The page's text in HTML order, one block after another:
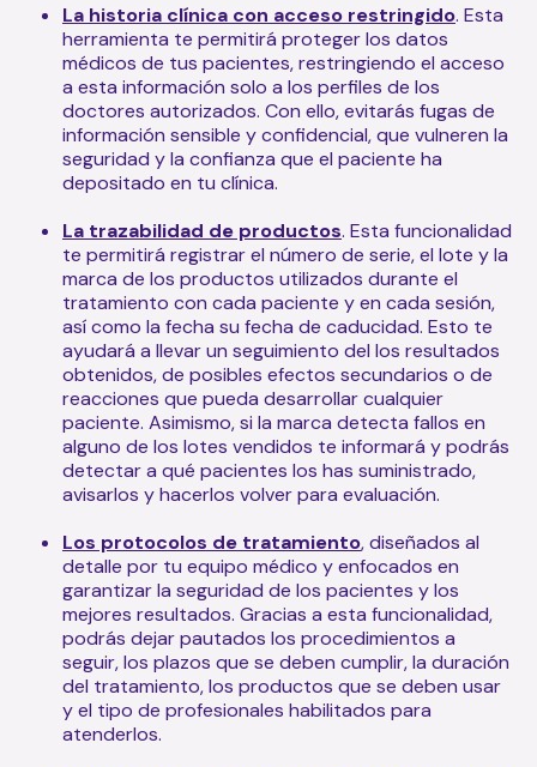
La historia clínica con acceso restringido. Esta
herramienta te permitirá proteger los datos
médicos de tus pacientes, restringiendo el acceso
a esta información solo a los perfiles de los
doctores autorizados. Con ello, evitarás fugas de
información sensible y confidencial, que vulneren la
seguridad y la confianza que el paciente ha
depositado en tu clínica.
La trazabilidad de productos. Esta funcionalidad
te permitirá registrar el número de serie, el lote y la
marca de los productos utilizados durante el
tratamiento con cada paciente y en cada sesión,
así como la fecha su fecha de caducidad. Esto te
ayudará a llevar un seguimiento del los resultados
obtenidos, de posibles efectos secundarios o de
reacciones que pueda desarrollar cualquier
paciente. Asimismo, si la marca detecta fallos en
alguno de los lotes vendidos te informará y podrás
detectar a qué pacientes los has suministrado,
avisarlos y hacerlos volver para evaluación.
Los protocolos de tratamiento, diseñados al
detalle por tu equipo médico y enfocados en
garantizar la seguridad de los pacientes y los
mejores resultados. Gracias a esta funcionalidad,
podrás dejar pautados los procedimientos a
seguir, los plazos que se deben cumplir, la duración
del tratamiento, los productos que se deben usar
y el tipo de profesionales habilitados para
atenderlos.